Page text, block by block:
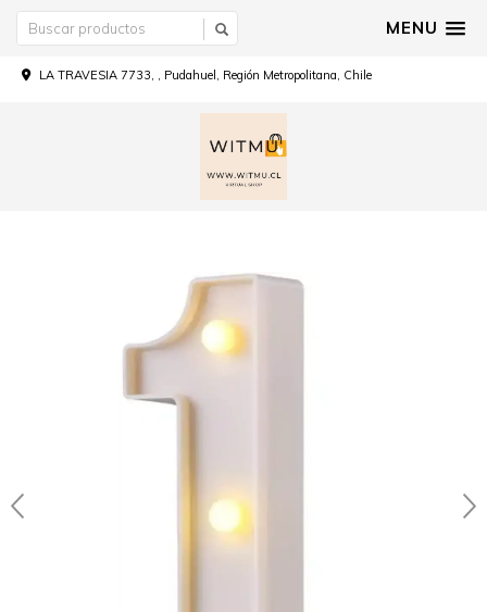
MENU
LA TRAVESIA 7733, , Pudahuel, Región Metropolitana, Chile